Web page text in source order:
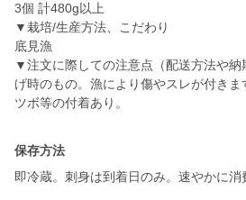
3個 計480g以上
▼栽培/生産方法、こだわり
底見漁
▼注文に際しての注意点（配送方法や納
げ時のもの。漁により傷やスレが付き
ツボ等の付着あり。
保存方法
即冷蔵。刺身は到着日のみ。速やかに消